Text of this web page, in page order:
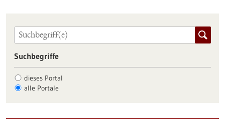
Suchbegriffe
dieses Portal
alle Portale